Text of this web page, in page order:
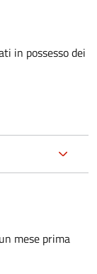
in possesso dei
un mese prima